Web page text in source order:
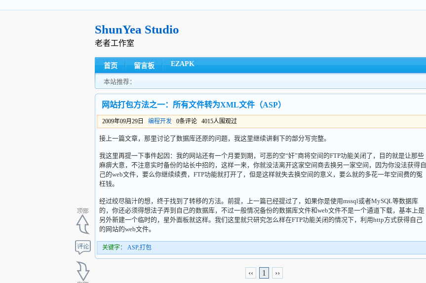
ShunYea Studio
老者工作室
首页 留言板 EZAPK
本站推荐：
网站打包方法之一：所有文件转为XML文件（ASP）
2009年09月29日 编程开发 0条评论 4015人围观过
接上一篇文章，那里讨论了数据库还原的问题，我这里继续讲剩下的部分写完整。
我这里再提一下事件起因：我的网站还有一个月要到期，可恶的空“奸”商将空间的FTP功能关闭了，目的就是让那些
麻痹大意，不注意实时备份的站长中招的，这样一来，你就没法离开这家空间商去换另一家空间，因为你没法获得自
己的web文件，要么你继续续费，FTP功能就打开了，但是这样就失去换空间的意义，要么就的多花一年空间费的冤
枉钱。
经过绞尽脑汁的想，终于找到了转移的方法。前提，上一篇已经提过了，如果你是使用mssql或者MySQL等数据库
的，你还必须得想法子弄到自己的数据库，不过一般情况备份的数据库文件和web文件不是一个通道下载，基本上是
另外新建一个临时的，星外面板就这样。我们这里就只研究怎么样在FTP功能关闭的情况下，利用http方式获得自己
的网站的web文件。
关键字： ASP,打包
‹‹ 1 ››